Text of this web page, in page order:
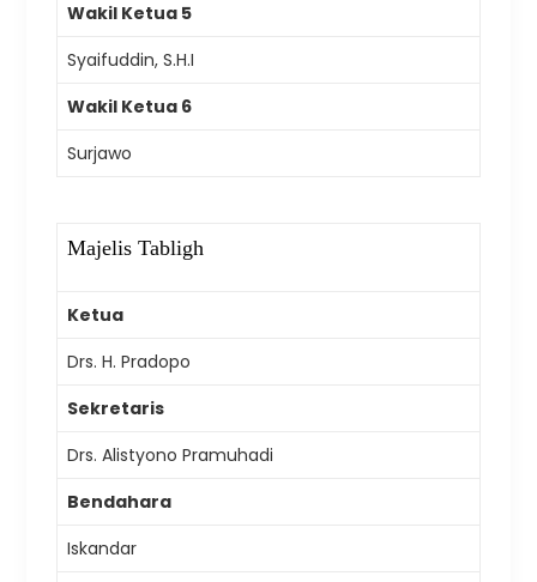
Wakil Ketua 5
Syaifuddin, S.H.I
Wakil Ketua 6
Surjawo
Majelis Tabligh
Ketua
Drs. H. Pradopo
Sekretaris
Drs. Alistyono Pramuhadi
Bendahara
Iskandar